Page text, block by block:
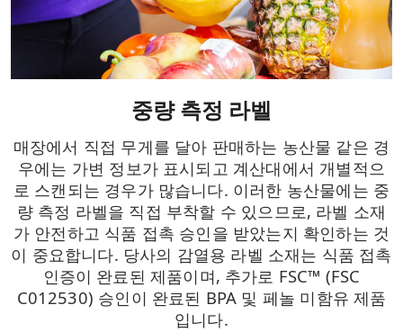
중량 측정 라벨
매장에서 직접 무게를 달아 판매하는 농산물 같은 경
우에는 가변 정보가 표시되고 계산대에서 개별적으
로 스캔되는 경우가 많습니다. 이러한 농산물에는 중
량 측정 라벨을 직접 부착할 수 있으므로, 라벨 소재
가 안전하고 식품 접촉 승인을 받았는지 확인하는 것
이 중요합니다. 당사의 감열용 라벨 소재는 식품 접촉
인증이 완료된 제품이며, 추가로 FSC™ (FSC
C012530) 승인이 완료된 BPA 및 페놀 미함유 제품
입니다.